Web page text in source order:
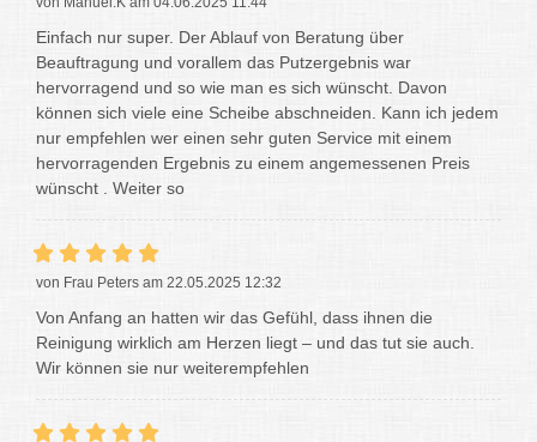
Einfach nur super. Der Ablauf von Beratung über
Beauftragung und vorallem das Putzergebnis war
hervorragend und so wie man es sich wünscht. Davon
können sich viele eine Scheibe abschneiden. Kann ich jedem
nur empfehlen wer einen sehr guten Service mit einem
hervorragenden Ergebnis zu einem angemessenen Preis
wünscht . Weiter so
von Frau Peters am 22.05.2025 12:32
Von Anfang an hatten wir das Gefühl, dass ihnen die
Reinigung wirklich am Herzen liegt – und das tut sie auch.
Wir können sie nur weiterempfehlen